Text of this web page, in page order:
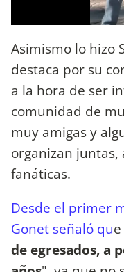
Asimismo lo hizo
destaca por su
a la hora de ser
comunidad de
muy amigas y
organizan juntas,
fanáticas.
Desde el primer
Gonet señaló qu
de egresados, a